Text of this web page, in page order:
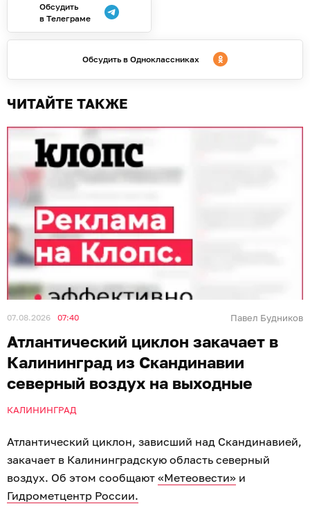
Обсудить
в Телеграме
Обсудить в Одноклассниках
ЧИТАЙТЕ ТАКЖЕ
07.08.2026 07:40 Павел Будников
Атлантический циклон закачает в
Калининград из Скандинавии
северный воздух на выходные
КАЛИНИНГРАД
Атлантический циклон, зависший над Скандинавией,
закачает в Калининградскую область северный
воздух. Об этом сообщают «Метеовести» и
Гидрометцентр России.